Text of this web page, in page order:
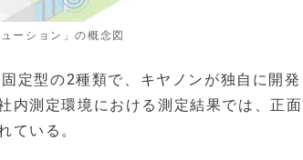
ーション」の概念図
定型の2種類で、キヤノンが独自に開
内測定環境における測定結果では、正
ている。